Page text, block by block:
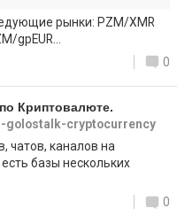
рынки: PZM/XMR
gpEUR…
0
Криптовалюте.
golostalk-cryptocurrency
чатов, каналов на
базы нескольких
0